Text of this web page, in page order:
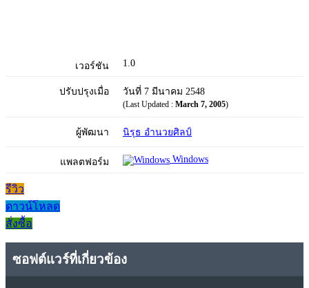
เวอร์ชัน 1.0
ปรับปรุงเมื่อ วันที่ 7 มีนาคม 2548
(Last Updated : March 7, 2005)
ผู้พัฒนา นิรุธ อํานวยศิลป์
แพลตฟอร์ม Windows
รีวิว
ดาวน์โหลด
สั่งซื้อ
ซอฟต์แวร์ที่เกี่ยวข้อง